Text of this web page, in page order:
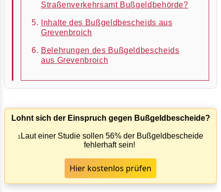
Straßenverkehrsamt Bußgeldbehörde?
Inhalte des Bußgeldbescheids aus
Grevenbroich
Belehrungen des Bußgeldbescheids
aus Grevenbroich
Lohnt sich der Einspruch gegen Bußgeldbescheide?
1 Laut einer Studie sollen 56% der Bußgeldbescheide
fehlerhaft sein!
Hier kostenlos prüfen